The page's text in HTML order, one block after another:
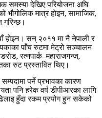
समस्या देखिए परियोजना अघि
भौगोलिक मात्र होइन, सामाजिक,
होइन। सन् २०११ मा नै नेपाली र
पाँच रुटमा मेट्रो सञ्चालन
रत्नपार्क–महाराजगन्ज,
रुट प्रस्तावित थिए।
पर्ने प्रभावका कारण
पनि हरेक वर्ष डीपीआरका लागि
हुँदा रकम प्रयोग हुन सकेको